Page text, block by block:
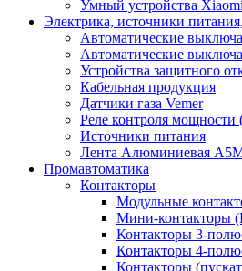
Умный устройства Xiaomi
Электрика, источники
Автоматические
Автоматические
Устройства защитного
Кабельная продукция
Датчики газа Vemer
Реле контроля мощности
Источники питания
Лента Алюминиевая
Промавтоматика
Контакторы
Модульные
Мини-контакторы
Контакторы 3-
Контакторы 4-
Контакторы